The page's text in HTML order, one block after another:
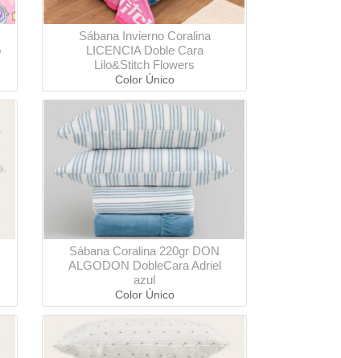
Sábana Invierno Coralina
LICENCIA Doble Cara
Lilo&Stitch Flowers
Color Único
Sábana Coralina 220gr DON
ALGODON DobleCara Adriel
azul
Color Único